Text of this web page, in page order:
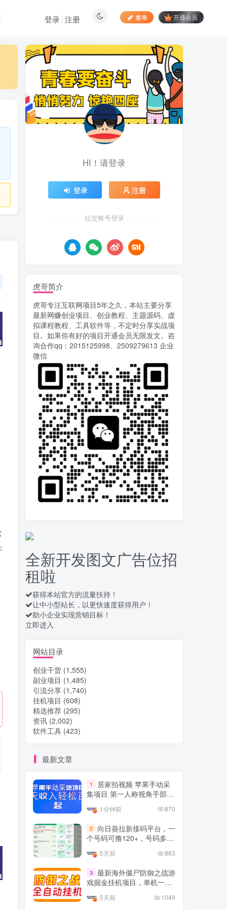
发布 开通会员
登录 注册
最新文章
1 居家拍视频 苹果手动采
集项目 第一人称视角手部操
作视频采集 一天收入轻松百
元起1分钟前 870
2 向日葵拉新接码平台，一
个号码可撸120+，号码多的
翻倍
5天前
最新海外僵尸防御之战游
150+
目，一部手机轻松日赚
载安装app即可获取高额收
益
5
自媒体代发文章项目 一
程托管模式，零成本躺赚
6天前 521
7
Codex自动化运营X，月
入千刀，5000字干货 献给
625
8
运营几年的熊猫平台任务
点赞关注播放收藏任务自动
化项目 单号5-10+收益 可批
量
9天前 747
9 苏宁自动化采集，电脑挂
机项目复活，稳定50+ 可批
量
13天前 903
10
录屏团购商家浏览 每天
可无限做 单条/0.6 一天轻松
几百条 每天日结 多做多得
13天前 652
12 安卓高速自动点击器
工具
13 头条自动化操作发布文
章获取收益 单机单号一天下
热门文章
想做项目可以联系虎哥微信 虎哥一对一
解答并且远程视频教学
TOP1
Google AdSense 新手接入
教程：虎哥手把手教你用网
站赚取美元收入
TOP2
质博主！
4年前 1.5W+人已阅读
网易云音乐黑胶会员，三个
HI！请登录
登录 注册
社交账号登录
虎哥简介
虎哥专注互联网项目5年之久，本站主要分享
最新网赚创业项目、创业教程、主题源码、虚
拟课程教程、工具软件等，不定时分享实战项
目。如果你有好的项目开通会员无限发文。咨
询合作qq：2015125998、2509279613 企业
微信
全新开发图文广告位招
租啦
获得本站官方的流量扶持！
让中小型站长，以更快速度获得用户！
助小企业实现营销目标！
立即进入
网站目录
创业干货 (1,555)
副业项目 (1,485)
引流分享 (1,740)
挂机项目 (608)
精选推荐 (295)
资讯 (2,002)
软件工具 (423)
最新文章
1
居家拍视频 苹果手动采
集项目 第一人称视角手部操
元起 1分钟前 870
2
向日葵拉新接码平台，一
个号码可撸120+，号码多的
5天前 883
3 最新海外僵尸防御之战游
戏掘金挂机项目，单机一天
5天前 1049